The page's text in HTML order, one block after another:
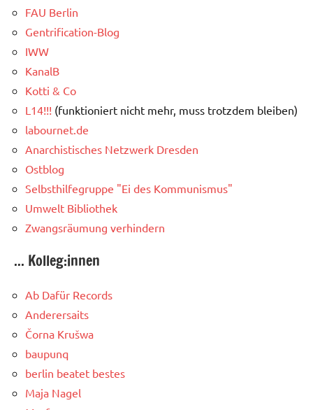
FAU Berlin
Gentrification-Blog
IWW
KanalB
Kotti & Co
L14!!! (funktioniert nicht mehr, muss trotzdem bleiben)
labournet.de
Anarchistisches Netzwerk Dresden
Ostblog
Selbsthilfegruppe "Ei des Kommunismus"
Umwelt Bibliothek
Zwangsräumung verhindern
... Kolleg:innen
Ab Dafür Records
Anderersaits
Čorna Krušwa
baupunq
berlin beatet bestes
Maja Nagel